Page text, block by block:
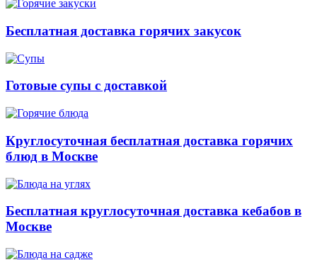
Бесплатная доставка горячих закусок
Готовые супы с доставкой
Круглосуточная бесплатная доставка горячих
блюд в Москве
Бесплатная круглосуточная доставка кебабов в
Москве